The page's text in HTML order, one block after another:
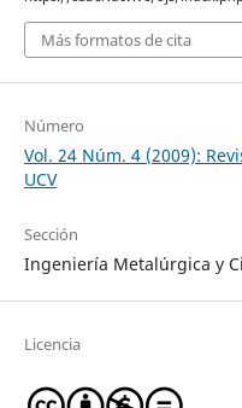
Más formatos de cita
Número
Vol. 24 Núm. 4 (2009):
UCV
Sección
Ingeniería Metalúrgica y
Licencia